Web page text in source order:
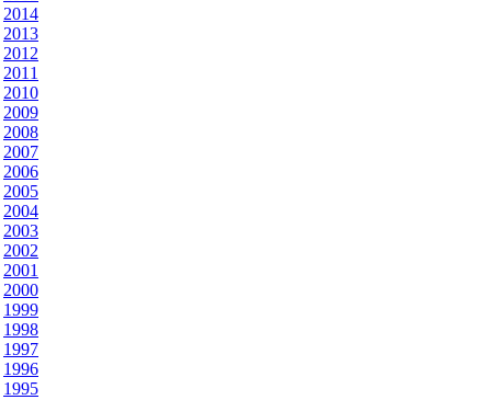
2014
2013
2012
2011
2010
2009
2008
2007
2006
2005
2004
2003
2002
2001
2000
1999
1998
1997
1996
1995